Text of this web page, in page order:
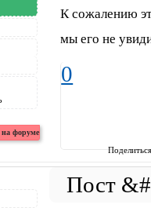
К сожалению
мы его не
0